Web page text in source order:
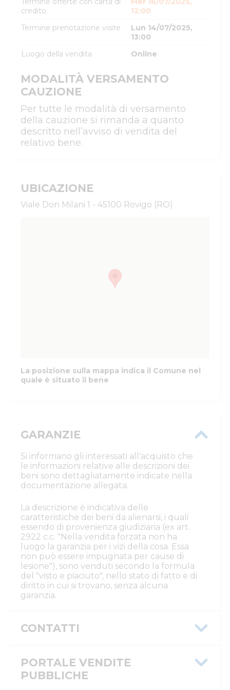
credito
12:00
Termine prenotazione visite
Lun 14/07/2025,
13:00
Luogo della vendita
Online
MODALITÀ VERSAMENTO
CAUZIONE
Per tutte le modalità di versamento
della cauzione si rimanda a quanto
descritto nell’avviso di vendita del
relativo bene.
UBICAZIONE
Viale Don Milani 1 - 45100 Rovigo (RO)
La posizione sulla mappa indica il Comune nel
quale è situato il bene
GARANZIE
Si informano gli interessati all'acquisto che
le informazioni relative alle descrizioni dei
beni sono dettagliatamente indicate nella
documentazione allegata.
La descrizione è indicativa delle
caratteristiche dei beni da alienarsi, i quali
essendo di provenienza giudiziaria (ex art.
2922 c.c. "Nella vendita forzata non ha
luogo la garanzia per i vizi della cosa. Essa
non può essere impugnata per cause di
lesione"), sono venduti secondo la formula
del "visto e piaciuto", nello stato di fatto e di
diritto in cui si trovano, senza alcuna
garanzia.
CONTATTI
Numeri di telefono:0425/508793
Email/PEC
:isvegi@ivgrovigo.it
PORTALE VENDITE
PUBBLICHE